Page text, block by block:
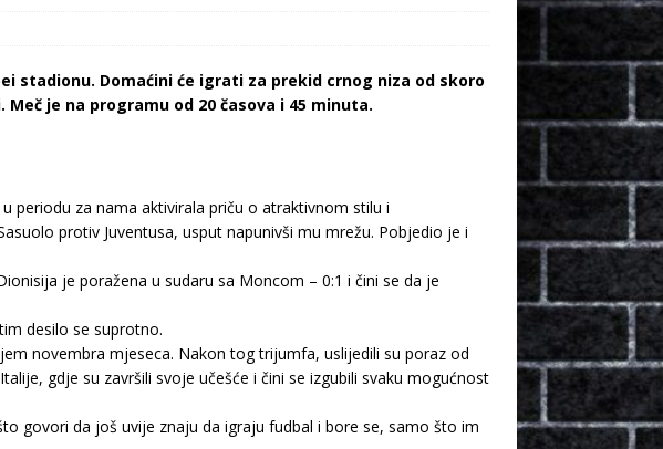
stadionu. Domaćini će igrati za prekid crnog niza od skoro
je na programu od 20 časova i 45 minuta.
periodu za nama aktivirala priču o atraktivnom stilu i
protiv Juventusa, usput napunivši mu mrežu. Pobjedio je i
je poražena u sudaru sa Moncom – 0:1 i čini se da je
desilo se suprotno.
novembra mjeseca. Nakon tog trijumfa, uslijedili su poraz od
gdje su završili svoje učešće i čini se izgubili svaku mogućnost
govori da još uvije znaju da igraju fudbal i bore se, samo što im